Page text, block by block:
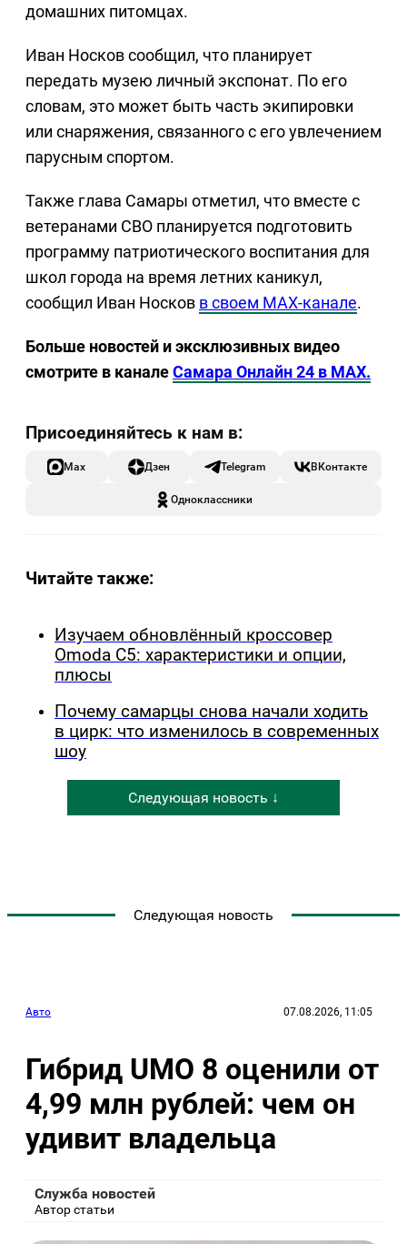
домашних питомцах.
Иван Носков сообщил, что планирует
передать музею личный экспонат. По его
словам, это может быть часть экипировки
или снаряжения, связанного с его увлечением
парусным спортом.
Также глава Самары отметил, что вместе с
ветеранами СВО планируется подготовить
программу патриотического воспитания для
школ города на время летних каникул,
сообщил Иван Носков в своем МАХ-канале.
Больше новостей и эксклюзивных видео
смотрите в каналеСамара Онлайн 24 в MAX.
Max Дзен Telegram ВКонтакте
Одноклассники
Читайте также:
Изучаем обновлённый кроссовер
Omoda C5: характеристики и опции,
плюсы
Почему самарцы снова начали ходить
в цирк: что изменилось в современных
шоу
Следующая новость ↓
Следующая новость
Авто 07.08.2026, 11:05
Гибрид UMO 8 оценили от
4,99 млн рублей: чем он
удивит владельца
Служба новостей
Автор статьи